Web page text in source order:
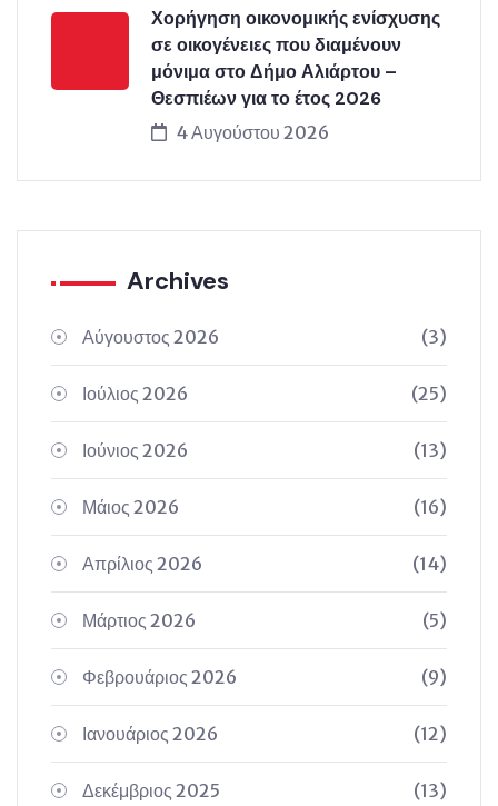
Χορήγηση οικονομικής ενίσχυσης
σε οικογένειες που διαμένουν
μόνιμα στο Δήμο Αλιάρτου –
Θεσπιέων για το έτος 2026
4 Αυγούστου 2026
Archives
Αύγουστος 2026 (3)
Ιούλιος 2026 (25)
Ιούνιος 2026 (13)
Μάιος 2026 (16)
Απρίλιος 2026 (14)
Μάρτιος 2026 (5)
Φεβρουάριος 2026 (9)
Ιανουάριος 2026 (12)
Δεκέμβριος 2025 (13)